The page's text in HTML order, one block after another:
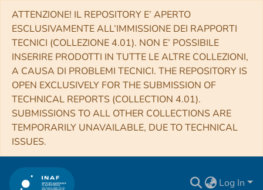
ATTENZIONE! IL REPOSITORY E’ APERTO
ESCLUSIVAMENTE ALL’IMMISSIONE DEI RAPPORTI
TECNICI (COLLEZIONE 4.01). NON E’ POSSIBILE
INSERIRE PRODOTTI IN TUTTE LE ALTRE COLLEZIONI,
A CAUSA DI PROBLEMI TECNICI. THE REPOSITORY IS
OPEN EXCLUSIVELY FOR THE SUBMISSION OF
TECHNICAL REPORTS (COLLECTION 4.01).
SUBMISSIONS TO ALL OTHER COLLECTIONS ARE
TEMPORARILY UNAVAILABLE, DUE TO TECHNICAL
ISSUES.
Log In